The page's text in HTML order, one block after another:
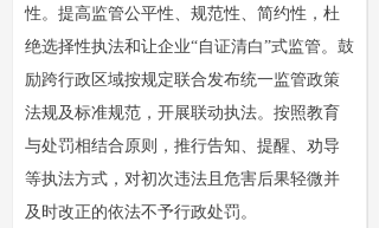
性。提高监管公平性、规范性、简约性，杜
绝选择性执法和让企业“自证清白”式监管。鼓
励跨行政区域按规定联合发布统一监管政策
法规及标准规范，开展联动执法。按照教育
与处罚相结合原则，推行告知、提醒、劝导
等执法方式，对初次违法且危害后果轻微并
及时改正的依法不予行政处罚。